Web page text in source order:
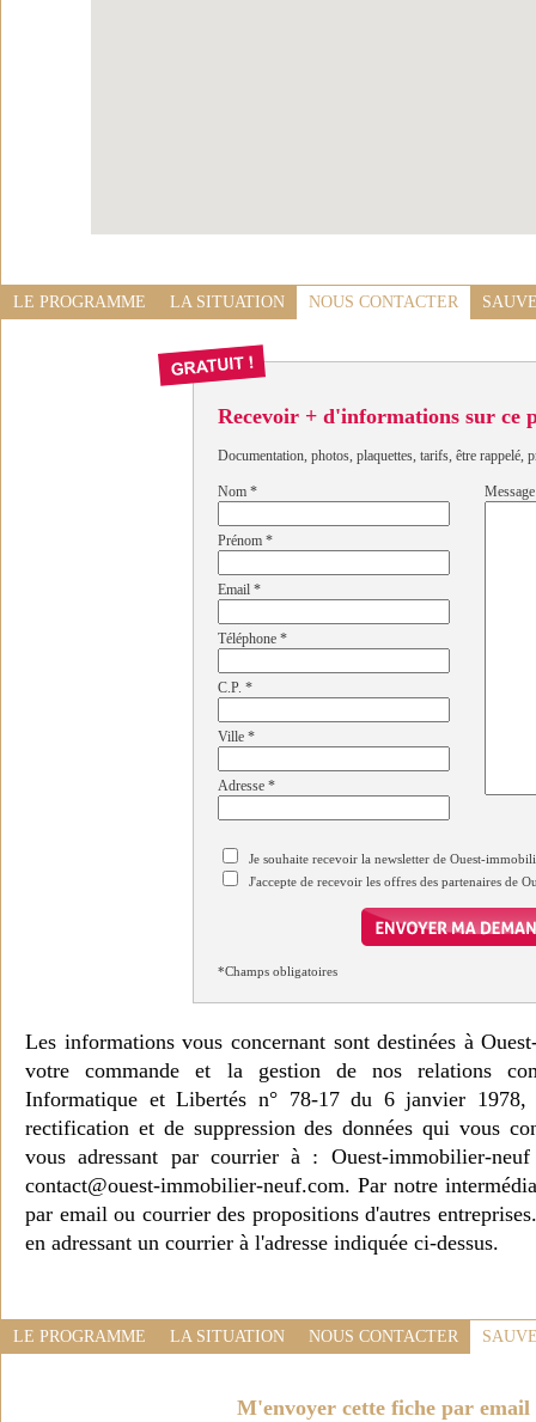
LE PROGRAMME LA SITUATION NOUS CONTACTER
Recevoir + d'informations sur ce
Documentation, photos, plaquettes, tarifs, être rappelé,
Nom *
Prénom *
Email *
Téléphone *
C.P. *
Ville *
Adresse *
Message
Je souhaite recevoir la newsletter de Ouest-
J'accepte de recevoir les offres des partenaires de
*Champs obligatoires
Les informations vous concernant sont destinées à
votre commande et la gestion de nos relations
Informatique et Libertés n° 78-17 du 6 janvier 1978,
rectification et de suppression des données qui vous
vous adressant par courrier à : Ouest-immobilier-
contact@ouest-immobilier-neuf.com. Par notre
par email ou courrier des propositions d'autres
en adressant un courrier à l'adresse indiquée ci-dessus.
LE PROGRAMME LA SITUATION NOUS CONTACTER
M'envoyer cette fiche par email